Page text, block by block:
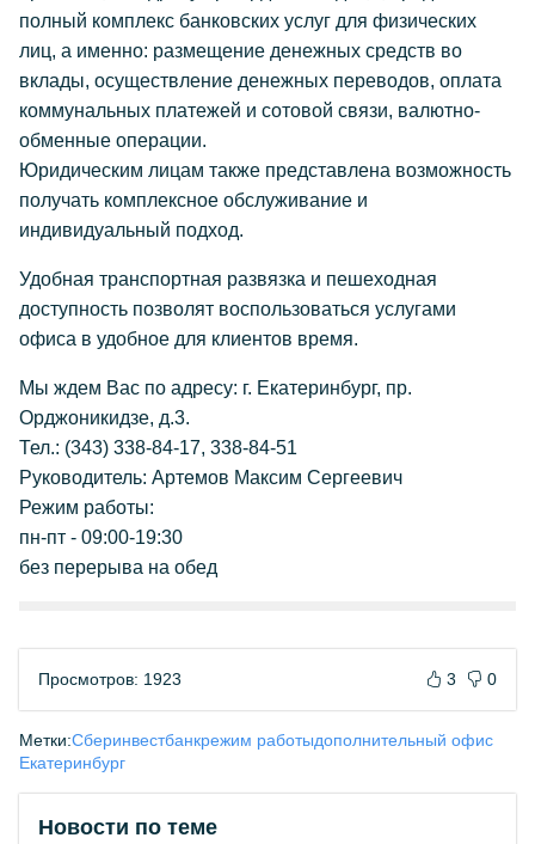
полный комплекс банковских услуг для физических
лиц, а именно: размещение денежных средств во
вклады, осуществление денежных переводов, оплата
коммунальных платежей и сотовой связи, валютно-
обменные операции.
Юридическим лицам также представлена возможность
получать комплексное обслуживание и
индивидуальный подход.
Удобная транспортная развязка и пешеходная
доступность позволят воспользоваться услугами
офиса в удобное для клиентов время.
Мы ждем Вас по адресу: г. Екатеринбург, пр.
Орджоникидзе, д.3.
Тел.: (343) 338-84-17, 338-84-51
Руководитель: Артемов Максим Сергеевич
Режим работы:
пн-пт - 09:00-19:30
без перерыва на обед
Просмотров: 1923 3 0
Метки:Сберинвестбанкрежим работыдополнительный офис
Екатеринбург
Новости по теме